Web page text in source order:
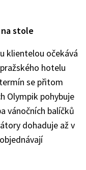
stole
klientelou očekává
hotelu
se přitom
Olympik pohybuje
vánočních balíčků
dohaduje až v